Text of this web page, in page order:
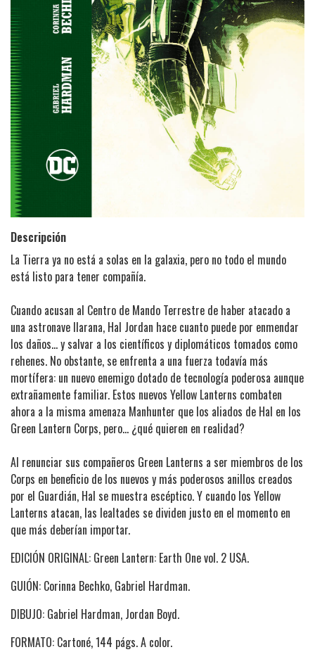
Descripción
La Tierra ya no está a solas en la galaxia, pero no todo el mundo
está listo para tener compañía.
Cuando acusan al Centro de Mando Terrestre de haber atacado a
una astronave llarana, Hal Jordan hace cuanto puede por enmendar
los daños... y salvar a los científicos y diplomáticos tomados como
rehenes. No obstante, se enfrenta a una fuerza todavía más
mortífera: un nuevo enemigo dotado de tecnología poderosa aunque
extrañamente familiar. Estos nuevos Yellow Lanterns combaten
ahora a la misma amenaza Manhunter que los aliados de Hal en los
Green Lantern Corps, pero... ¿qué quieren en realidad?
Al renunciar sus compañeros Green Lanterns a ser miembros de los
Corps en beneficio de los nuevos y más poderosos anillos creados
por el Guardián, Hal se muestra escéptico. Y cuando los Yellow
Lanterns atacan, las lealtades se dividen justo en el momento en
que más deberían importar.
EDICIÓN ORIGINAL: Green Lantern: Earth One vol. 2 USA.
GUIÓN: Corinna Bechko, Gabriel Hardman.
DIBUJO: Gabriel Hardman, Jordan Boyd.
FORMATO: Cartoné, 144 págs. A color.